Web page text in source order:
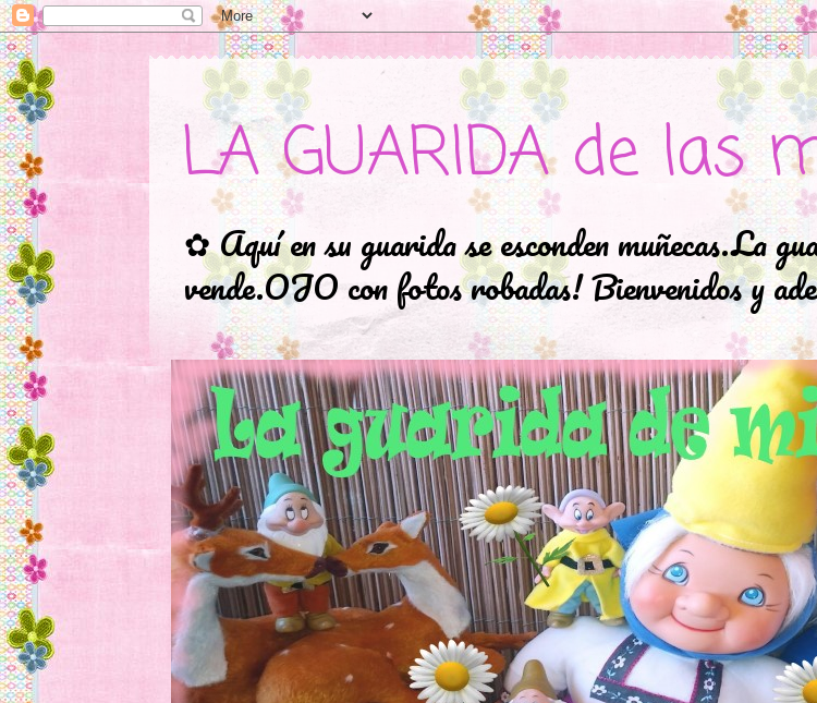
LA GUARIDA de las
✿ Aquí en su guarida se esconden muñecas.La
vende.OJO con fotos robadas! Bienvenidos y